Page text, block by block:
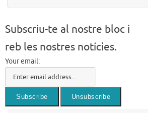
Subscriu-te al nostre bloc i
reb les nostres notícies.
Your email: